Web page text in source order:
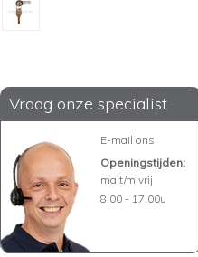
Vraag onze specialist
E-mail ons
Openingstijden:
ma t/m vrij
8.00 - 17.00u